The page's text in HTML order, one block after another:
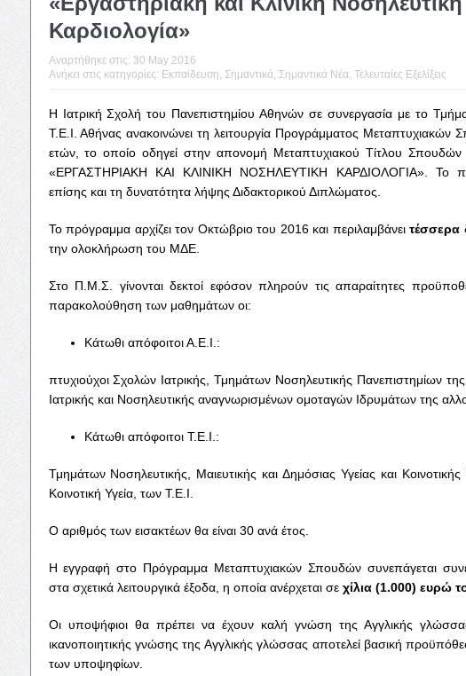
Καρδιολογία»
Αναρτήθηκε στις: 30 May 2016
Ανήκει στις κατηγορίες: Εκπαίδευση Σημαντικά Σημαντικά Νέα Τελευταίες Εξελίξεις
Η Ιατρική Σχολή του Πανεπιστημίου Αθηνών σε συνεργασία με το
Τ.Ε.Ι. Αθήνας ανακοινώνει τη λειτουργία Προγράμματος Μεταπτυχιακών
ετών, το οποίο οδηγεί στην απονομή Μεταπτυχιακού Τίτλου
«ΕΡΓΑΣΤΗΡΙΑΚΗ ΚΑΙ ΚΛΙΝΙΚΗ ΝΟΣΗΛΕΥΤΙΚΗ ΚΑΡΔΙΟΛΟΓΙΑ». Το
επίσης και τη δυνατότητα λήψης Διδακτορικού Διπλώματος.
Το πρόγραμμα αρχίζει τον Οκτώβριο του 2016 και περιλαμβάνειτέσσερα
την ολοκλήρωση του ΜΔΕ.
Στο Π.Μ.Σ. γίνονται δεκτοί εφόσον πληρούν τις απαραίτητες
παρακολούθηση των μαθημάτων οι:
Κάτωθι απόφοιτοι Α.Ε.Ι.:
πτυχιούχοι Σχολών Ιατρικής, Τμημάτων Νοσηλευτικής Πανεπιστημίων
Ιατρικής και Νοσηλευτικής αναγνωρισμένων ομοταγών Ιδρυμάτων της
Κάτωθι απόφοιτοι Τ.Ε.Ι.:
Τμημάτων Νοσηλευτικής, Μαιευτικής και Δημόσιας Υγείας και
Κοινοτική Υγεία, των Τ.Ε.Ι.
Ο αριθμός των εισακτέων θα είναι 30 ανά έτος.
Η εγγραφή στο Πρόγραμμα Μεταπτυχιακών Σπουδών συνεπάγεται
στα σχετικά λειτουργικά έξοδα, η οποία ανέρχεται σε χίλια (1.000) ευρώ
Οι υποψήφιοι θα πρέπει να έχουν καλή γνώση της Αγγλικής
ικανοποιητικής γνώσης της Αγγλικής γλώσσας αποτελεί βασική
των υποψηφίων.